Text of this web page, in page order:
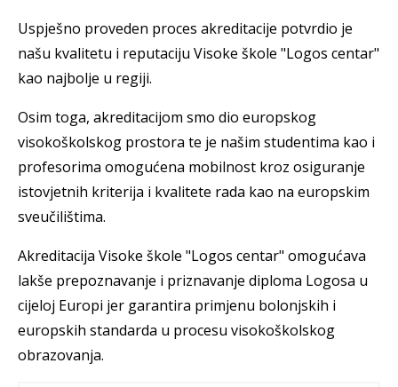
Uspješno proveden proces akreditacije potvrdio je
našu kvalitetu i reputaciju Visoke škole "Logos centar"
kao najbolje u regiji.
Osim toga, akreditacijom smo dio europskog
visokoškolskog prostora te je našim studentima kao i
profesorima omogućena mobilnost kroz osiguranje
istovjetnih kriterija i kvalitete rada kao na europskim
sveučilištima.
Akreditacija Visoke škole "Logos centar" omogućava
lakše prepoznavanje i priznavanje diploma Logosa u
cijeloj Europi jer garantira primjenu bolonjskih i
europskih standarda u procesu visokoškolskog
obrazovanja.